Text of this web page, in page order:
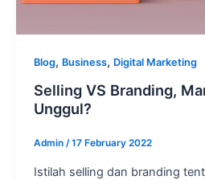
Blog, Business, Digital Marketing
Selling VS Branding,
Unggul?
Admin /17 February 2022
Istilah selling dan branding